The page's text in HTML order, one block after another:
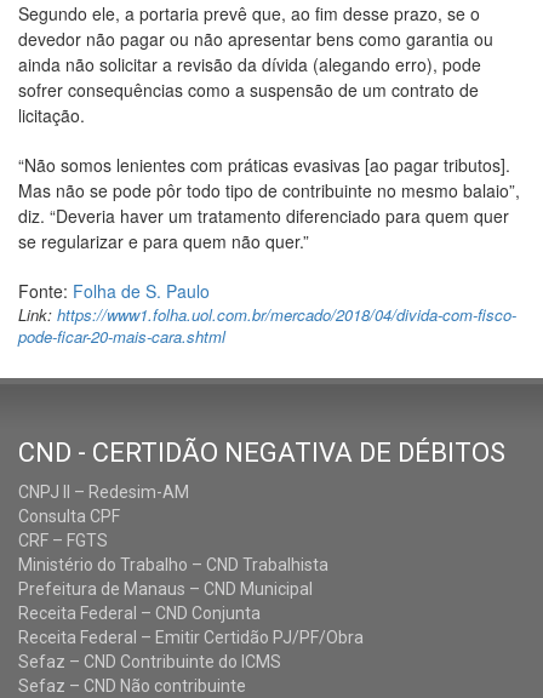
Segundo ele, a portaria prevê que, ao fim desse prazo, se o
devedor não pagar ou não apresentar bens como garantia ou
ainda não solicitar a revisão da dívida (alegando erro), pode
sofrer consequências como a suspensão de um contrato de
licitação.
“Não somos lenientes com práticas evasivas [ao pagar tributos].
Mas não se pode pôr todo tipo de contribuinte no mesmo balaio”,
diz. “Deveria haver um tratamento diferenciado para quem quer
se regularizar e para quem não quer.”
Fonte: Folha de S. Paulo
Link: https://www1.folha.uol.com.br/mercado/2018/04/divida-com-fisco-
pode-ficar-20-mais-cara.shtml
CND - CERTIDÃO NEGATIVA DE DÉBITOS
CNPJ II – Redesim-AM
Consulta CPF
CRF – FGTS
Ministério do Trabalho – CND Trabalhista
Prefeitura de Manaus – CND Municipal
Receita Federal – CND Conjunta
Receita Federal – Emitir Certidão PJ/PF/Obra
Sefaz – CND Contribuinte do ICMS
Sefaz – CND Não contribuinte